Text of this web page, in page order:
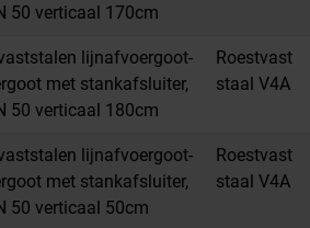
50 verticaal 170cm
lijnafvoergoot-
met stankafsluiter,
50 verticaal 180cm
Roestvast
staal V4A
lijnafvoergoot-
met stankafsluiter,
50 verticaal 50cm
Roestvast
staal V4A